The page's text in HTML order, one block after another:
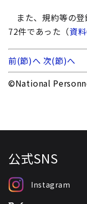
また、規約等の
72件であった（資
前(節)へ 次(節)へ
©National
公式SNS
Instagram